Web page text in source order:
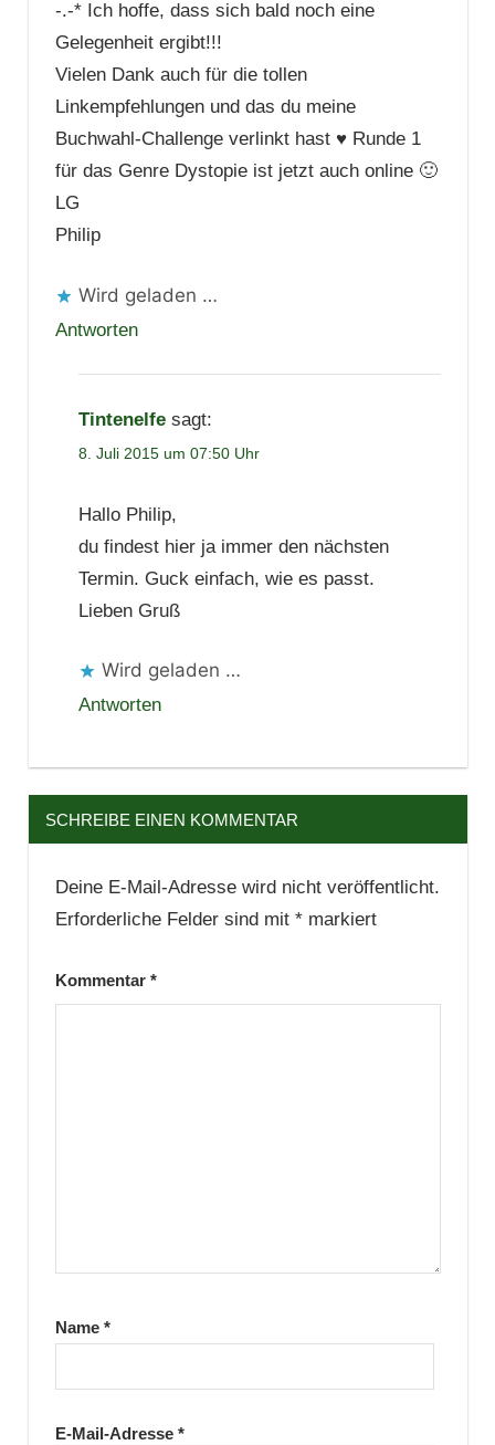
-.-* Ich hoffe, dass sich bald noch eine
Gelegenheit ergibt!!!
Vielen Dank auch für die tollen
Linkempfehlungen und das du meine
Buchwahl-Challenge verlinkt hast ♥ Runde 1
für das Genre Dystopie ist jetzt auch online 🙂
LG
Philip
Wird geladen …
Antworten
Tintenelfe sagt:
8. Juli 2015 um 07:50 Uhr
Hallo Philip,
du findest hier ja immer den nächsten
Termin. Guck einfach, wie es passt.
Lieben Gruß
Wird geladen …
Antworten
SCHREIBE EINEN KOMMENTAR
Deine E-Mail-Adresse wird nicht veröffentlicht.
Erforderliche Felder sind mit *markiert
Kommentar *
Name *
E-Mail-Adresse *